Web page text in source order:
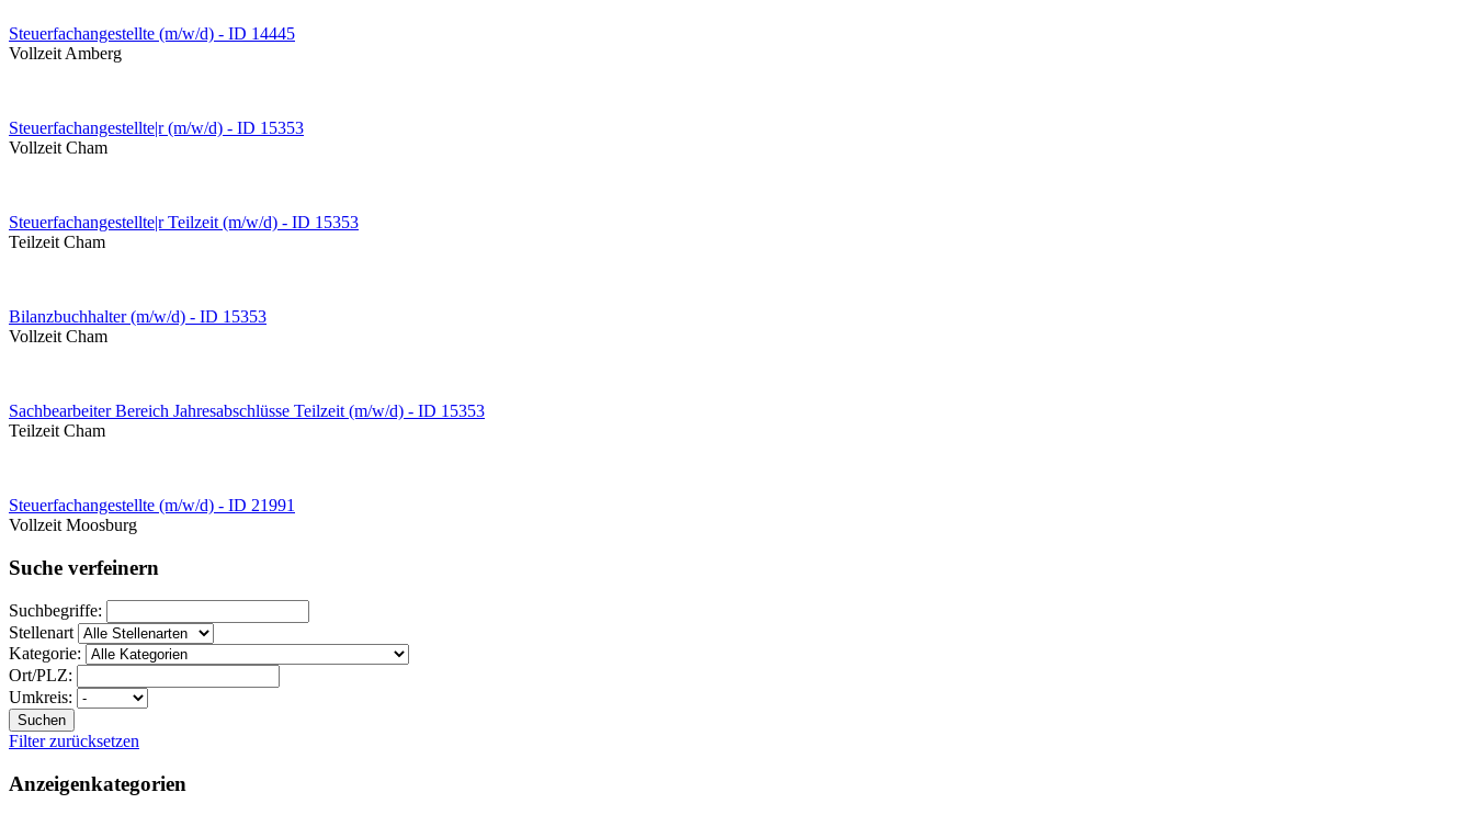
Steuerfachangestellte (m/w/d) - ID 14445
Vollzeit Amberg
Steuerfachangestellte|r (m/w/d) - ID 15353
Vollzeit Cham
Steuerfachangestellte|r Teilzeit (m/w/d) - ID 15353
Teilzeit Cham
Bilanzbuchhalter (m/w/d) - ID 15353
Vollzeit Cham
Sachbearbeiter Bereich Jahresabschlüsse Teilzeit (m/w/d) - ID 15353
Teilzeit Cham
Steuerfachangestellte (m/w/d) - ID 21991
Vollzeit Moosburg
Suche verfeinern
Suchbegriffe:
Stellenart
Kategorie:
Ort/PLZ:
Umkreis:
Suchen
Filter zurücksetzen
Anzeigenkategorien